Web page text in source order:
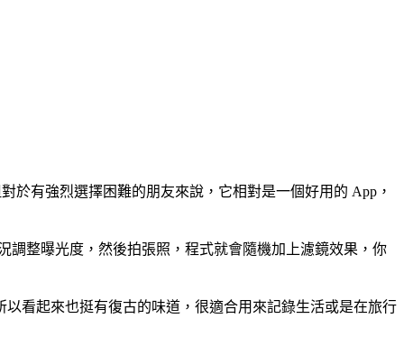
於有強烈選擇困難的朋友來說，它相對是一個好用的 App，
調整曝光度，然後拍張照，程式就會隨機加上濾鏡效果，你
看起來也挺有復古的味道，很適合用來記錄生活或是在旅行